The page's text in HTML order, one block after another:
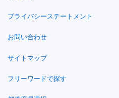
プライバシーステートメント
お問い合わせ
サイトマップ
フリーワードで探す